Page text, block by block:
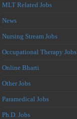
MLT Related Jobs
News
Nursing Stream Jobs
Occupational Therapy Jobs
Online Bharti
Other Jobs
Paramedical Jobs
Ph.D. Jobs